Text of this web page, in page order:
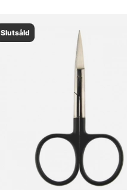
Slutsåld